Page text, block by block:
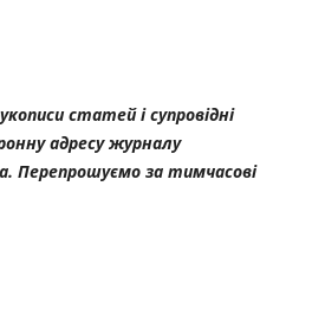
статей і супровідні
адресу журналу
Перепрошуємо за тимчасові